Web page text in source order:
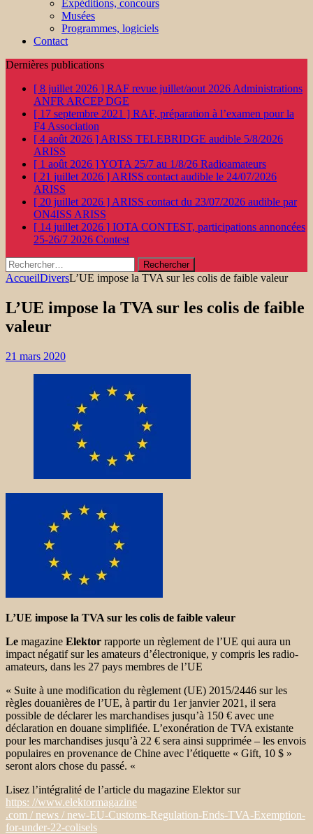
Expéditions, concours
Musées
Programmes, logiciels
Contact
Dernières publications
[ 8 juillet 2026 ] RAF revue juillet/aout 2026 Administrations
ANFR ARCEP DGE
[ 17 septembre 2021 ] RAF, préparation à l’examen pour la
F4 Association
[ 4 août 2026 ] ARISS TELEBRIDGE audible 5/8/2026
ARISS
[ 1 août 2026 ]YOTA 25/7 au 1/8/26 Radioamateurs
[ 21 juillet 2026 ] ARISS contact audible le 24/07/2026
ARISS
[ 20 juillet 2026 ] ARISS contact du 23/07/2026 audible par
ON4ISS ARISS
[ 14 juillet 2026 ] IOTA CONTEST, participations annoncées
25-26/7 2026 Contest
Rechercher :
AccueilDiversL’UE impose la TVA sur les colis de faible valeur
L’UE impose la TVA sur les colis de faible
valeur
21 mars 2020
L’UE impose la TVA sur les colis de faible valeur
Le magazine Elektor rapporte un règlement de l’UE qui aura un
impact négatif sur les amateurs d’électronique, y compris les radio-
amateurs, dans les 27 pays membres de l’UE
« Suite à une modification du règlement (UE) 2015/2446 sur les
règles douanières de l’UE, à partir du 1er janvier 2021, il sera
possible de déclarer les marchandises jusqu’à 150 € avec une
déclaration en douane simplifiée. L’exonération de TVA existante
pour les marchandises jusqu’à 22 € sera ainsi supprimée – les envois
populaires en provenance de Chine avec l’étiquette « Gift, 10 $ »
seront alors chose du passé. «
Lisez l’intégralité de l’article du magazine Elektor sur
https: //www.elektormagazine
.com / news / new-EU-Customs-Regulation-Ends-TVA-Exemption-
for-under-22-colisels